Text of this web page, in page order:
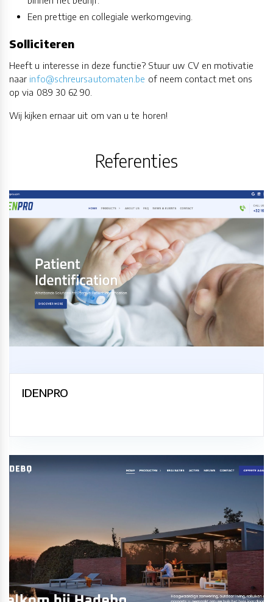
Een prettige en collegiale werkomgeving.
Solliciteren
Heeft u interesse in deze functie? Stuur uw CV en motivatie
naar info@schreursautomaten.be of neem contact met ons
op via 089 30 62 90.
Wij kijken ernaar uit om van u te horen!
Referenties
IDENPRO